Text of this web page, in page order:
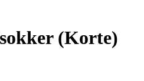
(Korte)